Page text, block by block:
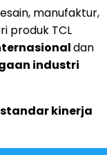
manufaktur,
produk TCL
dan
industri
standar kinerja